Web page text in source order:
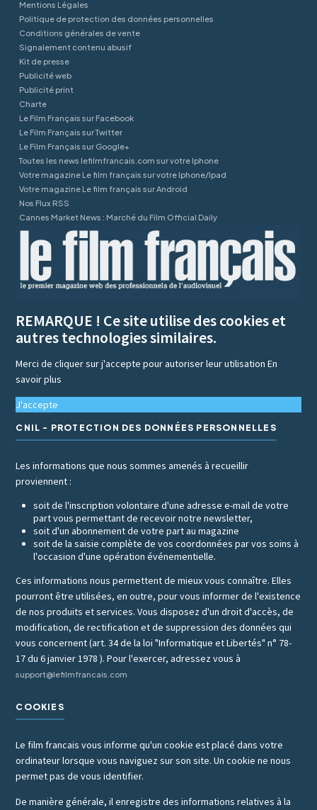
Mentions Légales
Politique de protection des données personnelles
Conditions générales de vente
Signalement contenu abusif
Kit de presse
Publicité web
Publicité print
Charte
Le Film Français sur Facebook
Le Film Français sur Twitter
Le Film Français sur Google+
Toutes les news lefilmfrancais.com sur votre Iphone
Votre magazine Le film français sur votre Iphone/Ipad
Votre magazine Le film français sur Android
Nos Flux RSS
Cannes Market News : Marché du Film Official Daily
REMARQUE ! Ce site utilise des cookies et
autres technologies similaires.
Merci de cliquer sur j'accepte pour autoriser leur utilisationEn
savoir plus
J'accepte
CNIL - PROTECTION DES DONNÉES PERSONNELLES
Les informations que nous sommes amenés à recueillir
proviennent :
soit de l'inscription volontaire d'une adresse e-mail de votre
part vous permettant de recevoir notre newsletter,
soit d'un abonnement de votre part au magazine
soit de la saisie complète de vos coordonnées par vos soins à
l'occasion d'une opération événementielle.
Ces informations nous permettent de mieux vous connaître. Elles
pourront être utilisées, en outre, pour vous informer de l'existence
de nos produits et services. Vous disposez d'un droit d'accès, de
modification, de rectification et de suppression des données qui
vous concernent (art. 34 de la loi "Informatique et Libertés" n° 78-
17 du 6 janvier 1978 ). Pour l'exercer, adressez vous à
support@lefilmfrancais.com
COOKIES
Le film francais vous informe qu'un cookie est placé dans votre
ordinateur lorsque vous naviguez sur son site. Un cookie ne nous
permet pas de vous identifier.
De manière générale, il enregistre des informations relatives à la